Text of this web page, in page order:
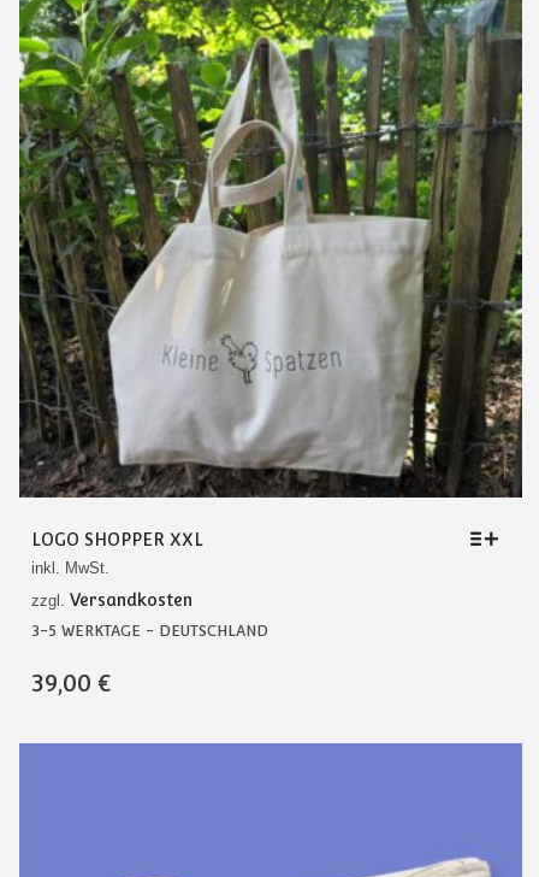
LOGO SHOPPER XXL
inkl. MwSt.
zzgl. Versandkosten
3-5 WERKTAGE - DEUTSCHLAND
PRODUKT
39,00 €